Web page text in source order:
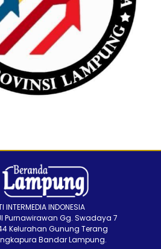
INTERMEDIA INDONESIA
Purnawirawan Gg. Swadaya 7
Kelurahan Gunung Terang
Bandar Lampung.